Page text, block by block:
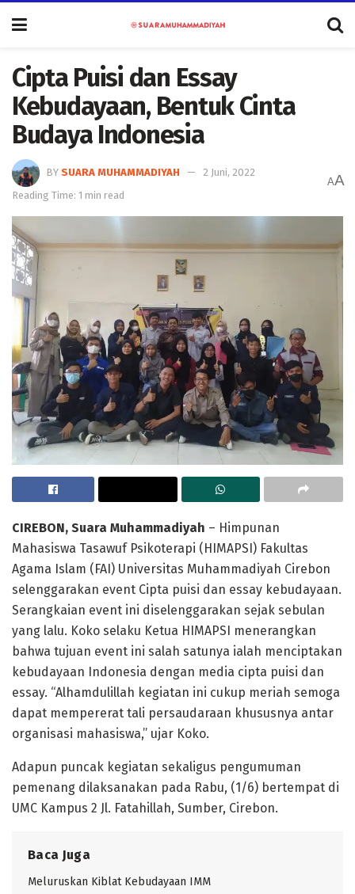
Cipta Puisi dan Essay
Kebudayaan, Bentuk Cinta
Budaya Indonesia
BY SUARA MUHAMMADIYAH
2 Juni, 2022
Reading Time: 1 min read
AA
CIREBON, Suara Muhammadiyah – Himpunan
Mahasiswa Tasawuf Psikoterapi (HIMAPSI) Fakultas
Agama Islam (FAI) Universitas Muhammadiyah Cirebon
selenggarakan event Cipta puisi dan essay kebudayaan.
Serangkaian event ini diselenggarakan sejak sebulan
yang lalu. Koko selaku Ketua HIMAPSI menerangkan
bahwa tujuan event ini salah satunya ialah menciptakan
kebudayaan Indonesia dengan media cipta puisi dan
essay. “Alhamdulillah kegiatan ini cukup meriah semoga
dapat mempererat tali persaudaraan khususnya antar
organisasi mahasiswa,” ujar Koko.
Adapun puncak kegiatan sekaligus pengumuman
pemenang dilaksanakan pada Rabu, (1/6) bertempat di
UMC Kampus 2 Jl. Fatahillah, Sumber, Cirebon.
Baca Juga
Meluruskan Kiblat Kebudayaan IMM